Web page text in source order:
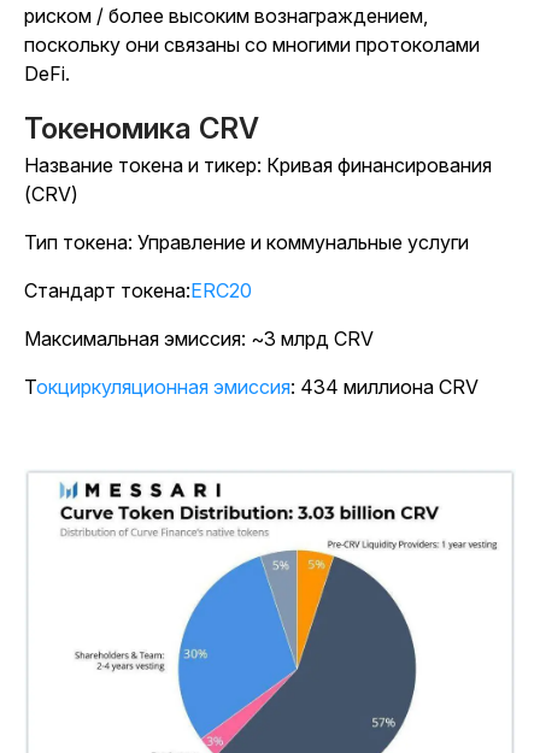
риском / более высоким вознаграждением,
поскольку они связаны со многими протоколами
DeFi.
Токеномика CRV
Название токена и тикер: Кривая финансирования
(CRV)
Тип токена: Управление и коммунальные услуги
Стандарт токена:ERC20
Максимальная эмиссия: ~3 млрд CRV
Токциркуляционная эмиссия: 434 миллиона CRV